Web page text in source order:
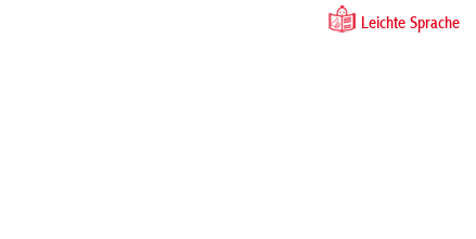
Leichte Sprache